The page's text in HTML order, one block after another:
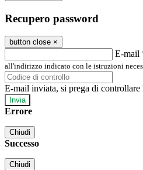
Recupero password
button close ×
E-mail
all'indirizzo indicato con le istruzioni
E-mail inviata, si prega di controllare
Errore
Chiudi
Successo
Chiudi